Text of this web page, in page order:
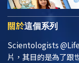
關於這個系列
Scientologists @Life
片，其目的是為了跟